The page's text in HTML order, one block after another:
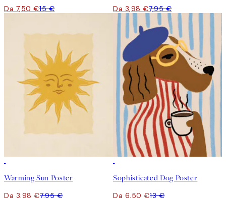
Da 7,50 €15 € Da 3,98 €7,95 €
Warming Sun Poster
Da 3,98 €7,95 €
Sophisticated Dog Poster
Da 6,50 €13 €